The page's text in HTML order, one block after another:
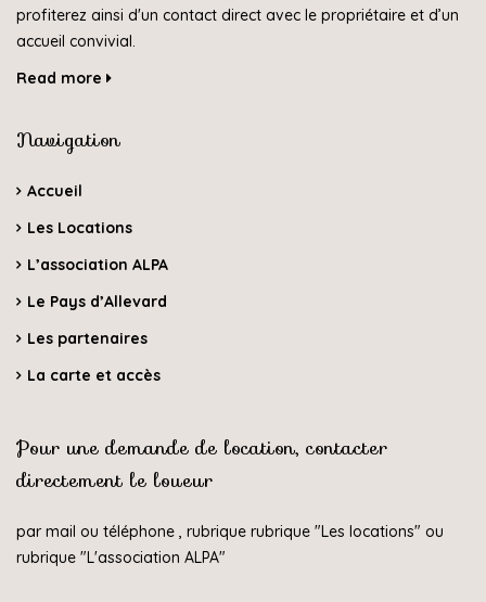
profiterez ainsi d'un contact direct avec le propriétaire et d’un
accueil convivial.
Read more
Navigation
Accueil
Les Locations
L’association ALPA
Le Pays d’Allevard
Les partenaires
La carte et accès
Pour une demande de location, contacter
directement le loueur
par mail ou téléphone , rubrique rubrique "Les locations" ou
rubrique "L'association ALPA"